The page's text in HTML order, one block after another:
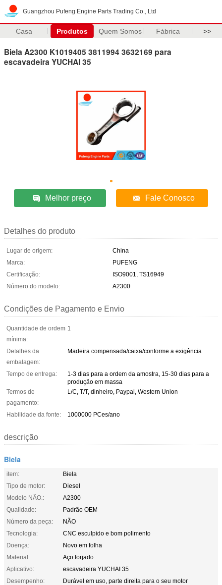
Guangzhou Pufeng Engine Parts Trading Co., Ltd
Casa Produtos Quem Somos Fábrica >>
Biela A2300 K1019405 3811994 3632169 para
escavadeira YUCHAI 35
Melhor preço Fale Conosco
Detalhes do produto
Lugar de origem:
China
Marca:
PUFENG
Certificação:
ISO9001, TS16949
Número do modelo:
A2300
Condições de Pagamento e Envio
Quantidade de ordem
mínima:
1
Detalhes da
embalagem:
Madeira compensada/caixa/conforme a exigência
Tempo de entrega:
1-3 dias para a ordem da amostra, 15-30 dias para a
produção em massa
Termos de
pagamento:
L/C, T/T, dinheiro, Paypal, Western Union
Habilidade da fonte: 1000000 PCes/ano
descrição
Biela
item:
Biela
Tipo de motor:
Diesel
Modelo NÃO.:
A2300
Qualidade:
Padrão OEM
Número da peça:
NÃO
Tecnologia:
CNC esculpido e bom polimento
Doença:
Novo em folha
Material:
Aço forjado
Aplicativo:
escavadeira YUCHAI 35
Desempenho:
Durável em uso, parte direita para o seu motor